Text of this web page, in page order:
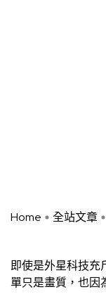
Home 全站文章
即使是外星科技充
單只是畫質，也因